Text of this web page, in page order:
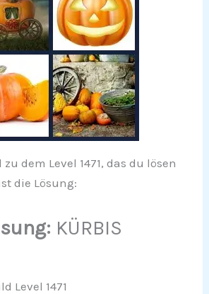
dem Level 1471, das du lösen
die Lösung:
KÜRBIS
Level 1471